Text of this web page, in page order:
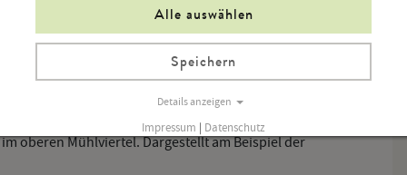
Lieder
Eine Bestandsaufnahme
Die Handschriften aus dem Notenarchiv des
im Gerichtsbezirk Aigen
oberen Mühlviertel. Dargestellt am Beispiel der
Alle auswählen
Speichern
Details anzeigen
Impressum | Datenschutz